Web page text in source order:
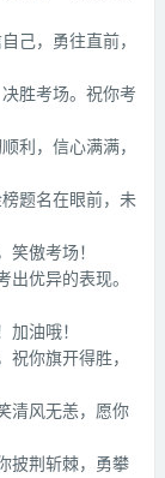
己，勇往直前，
胜考场。祝你考
利，信心满满，
题名在眼前，未
傲考场！
优异的表现。
油哦！
你旗开得胜，
清风无恙，愿你
披荆斩棘，勇攀